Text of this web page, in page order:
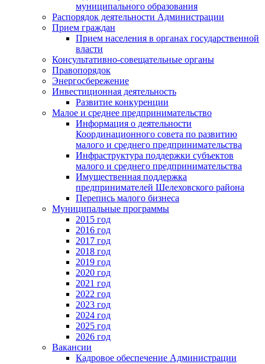
муниципального образования
Распорядок деятельности Администрации
Прием граждан
Прием населения в органах государственной
власти
Консультативно-совещательные органы
Правопорядок
Энергосбережение
Инвестиционная деятельность
Развитие конкуренции
Малое и среднее предпринимательство
Информация о деятельности
Координационного совета по развитию
малого и среднего предпринимательства
Инфраструктура поддержки субъектов
малого и среднего предпринимательства
Имущественная поддержка
предпринимателей Шелеховского района
Перепись малого бизнеса
Муниципальные программы
2015 год
2016 год
2017 год
2018 год
2019 год
2020 год
2021 год
2022 год
2023 год
2024 год
2025 год
2026 год
Вакансии
Кадровое обеспечение Администрации